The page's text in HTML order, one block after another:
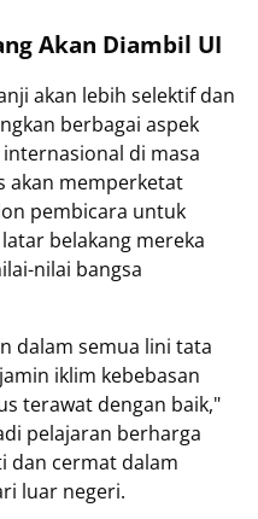
Akan Diambil UI
akan lebih selektif dan
berbagai aspek
di masa
akan memperketat
pembicara untuk
belakang mereka
nilai bangsa
dalam semua lini tata
iklim kebebasan
terawat dengan baik,"
pelajaran berharga
dan cermat dalam
luar negeri.